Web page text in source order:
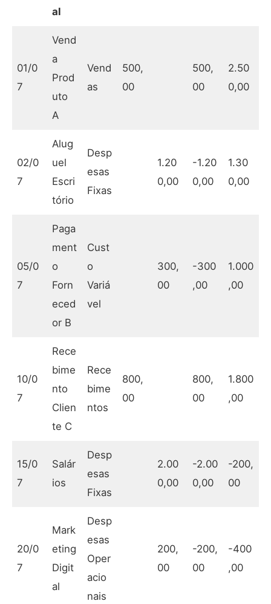
al
01/0
7
Vend
a
Prod
uto
A
Vend
as
500,
00
500,
00
2.50
0,00
02/0
7
Alug
uel
Escri
tório
Desp
esas
Fixas
1.20
0,00
-1.20
0,00
1.30
0,00
05/0
7
Paga
ment
o
Forn
eced
or B
Cust
o
Variá
vel
300,
00
-300
,00
1.000
,00
10/0
7
Rece
bime
nto
Clien
te C
Rece
bime
ntos
800,
00
800,
00
1.800
,00
15/0
7
Salár
ios
Desp
esas
Fixas
2.00
0,00
-2.00
0,00
-200,
00
20/0
7
Mark
eting
Digit
al
Desp
esas
Oper
acio
nais
200,
00
-200,
00
-400
,00